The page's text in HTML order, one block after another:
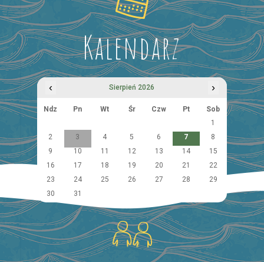
Kalendarz
‹ Sierpień 2026 ›
Ndz Pn Wt Śr Czw Pt
Sob
1
2
3 4 5 6 7
8
9
10 11 12 13 14
15
16
17 18 19 20 21
22
23
24 25 26 27 28
29
30
31